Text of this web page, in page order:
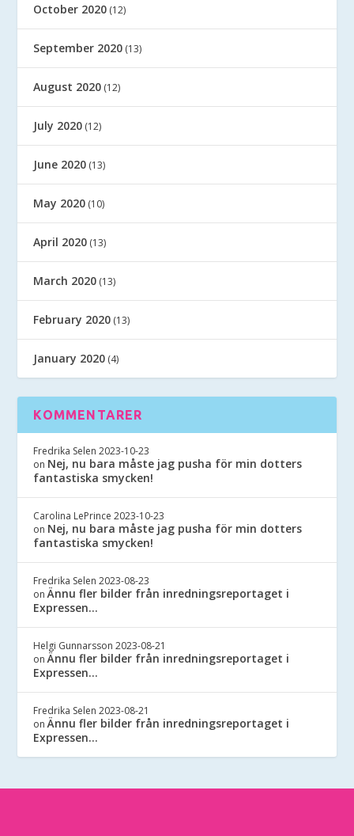
October 2020 (12)
September 2020 (13)
August 2020 (12)
July 2020 (12)
June 2020 (13)
May 2020 (10)
April 2020 (13)
March 2020 (13)
February 2020 (13)
January 2020 (4)
KOMMENTARER
Fredrika Selen 2023-10-23
on Nej, nu bara måste jag pusha för min dotters
fantastiska smycken!
Carolina LePrince 2023-10-23
on Nej, nu bara måste jag pusha för min dotters
fantastiska smycken!
Fredrika Selen 2023-08-23
onÄnnu fler bilder från inredningsreportaget i
Expressen…
Helgi Gunnarsson 2023-08-21
onÄnnu fler bilder från inredningsreportaget i
Expressen…
Fredrika Selen 2023-08-21
onÄnnu fler bilder från inredningsreportaget i
Expressen…